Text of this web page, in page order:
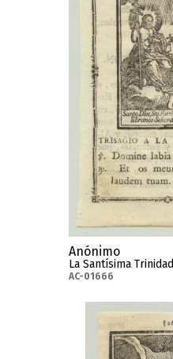
Anónimo
La Santísima Trinidad
AC-01666